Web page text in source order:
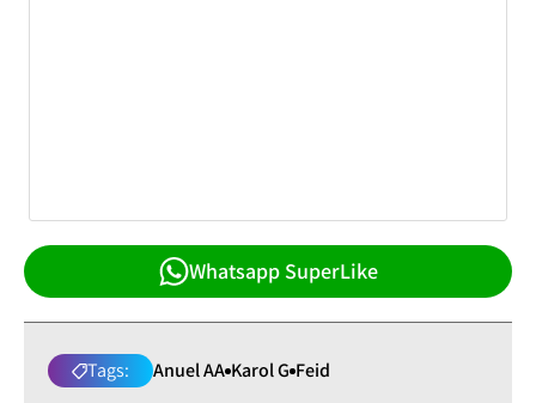
Whatsapp SuperLike
Tags: Anuel AA Karol G Feid